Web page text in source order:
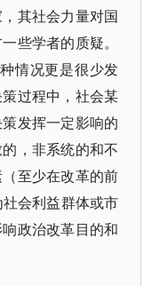
其社会力量对国
些学者的质疑。
情况更是很少发
过程中，社会某
发挥一定影响的
，非系统的和不
至少在改革的前
会利益群体或市
政治改革目的和